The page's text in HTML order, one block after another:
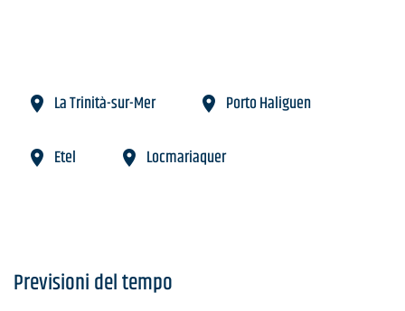
La Trinità-sur-Mer Porto Haliguen
Etel Locmariaquer
Previsioni del tempo